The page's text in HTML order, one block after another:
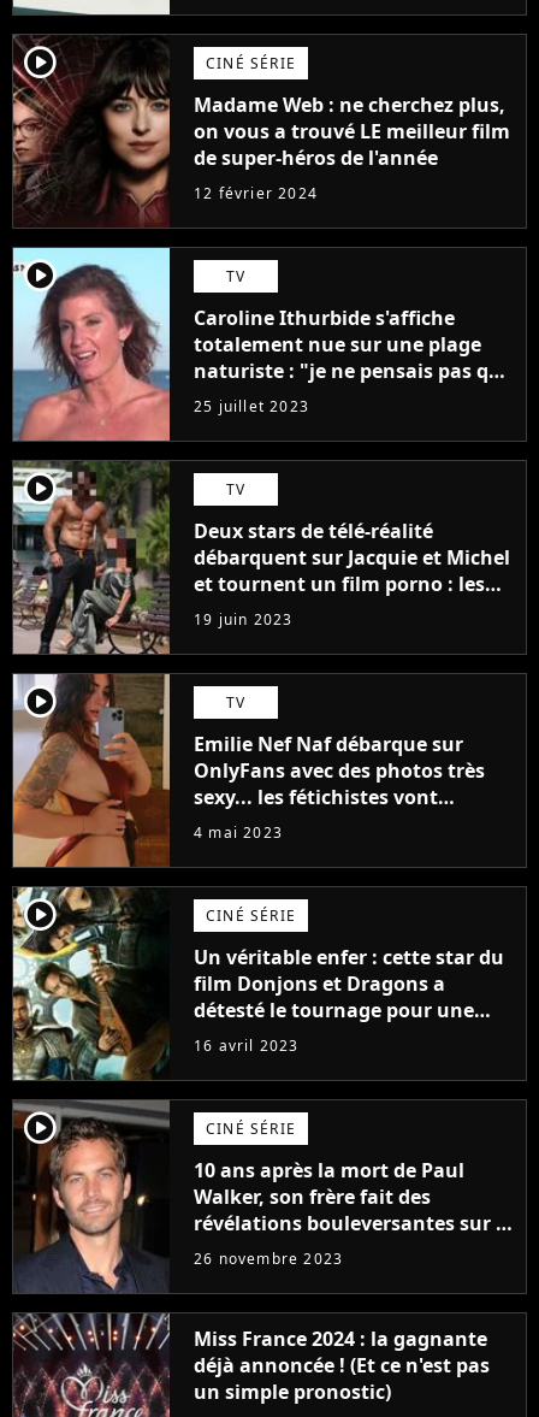
player2 CINÉ SÉRIE
Madame Web : ne cherchez plus,
on vous a trouvé LE meilleur film
de super-héros de l'année
12 février 2024
player2 TV
Caroline Ithurbide s'affiche
totalement nue sur une plage
naturiste : "je ne pensais pas que
j'arriverais à le faire..."
25 juillet 2023
player2 TV
Deux stars de télé-réalité
débarquent sur Jacquie et Michel
et tournent un film porno : les
premières images du tournage
(exclu)
19 juin 2023
player2 TV
Emilie Nef Naf débarque sur
OnlyFans avec des photos très
sexy... les fétichistes vont
prendre leur pied !
4 mai 2023
player2 CINÉ SÉRIE
Un véritable enfer : cette star du
film Donjons et Dragons a
détesté le tournage pour une
raison très spéciale
16 avril 2023
player2 CINÉ SÉRIE
10 ans après la mort de Paul
Walker, son frère fait des
révélations bouleversantes sur la
réaction des acteurs de Fast and
26 novembre 2023
Miss France 2024 : la gagnante
déjà annoncée ! (Et ce n'est pas
un simple pronostic)